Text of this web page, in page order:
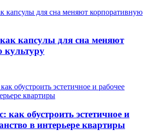
капсулы для сна меняют
культуру
обустроить эстетичное и
в интерьере квартиры